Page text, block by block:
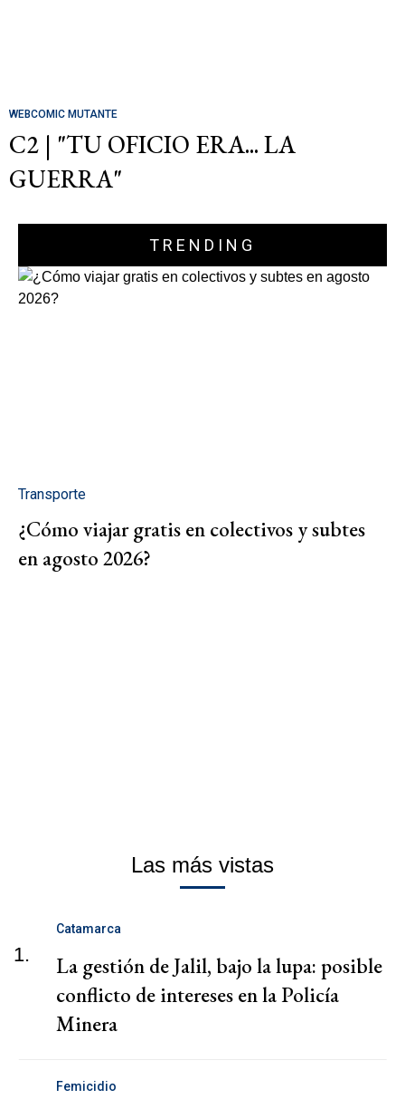
WEBCOMIC MUTANTE
C2 | "TU OFICIO ERA... LA
GUERRA"
TRENDING
Transporte
¿Cómo viajar gratis en colectivos y subtes
en agosto 2026?
Las más vistas
1.
Catamarca
La gestión de Jalil, bajo la lupa: posible
conflicto de intereses en la Policía
Minera
Femicidio